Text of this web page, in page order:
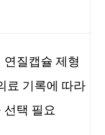
연질캡슐 제형
료 기록에 따라
선택 필요